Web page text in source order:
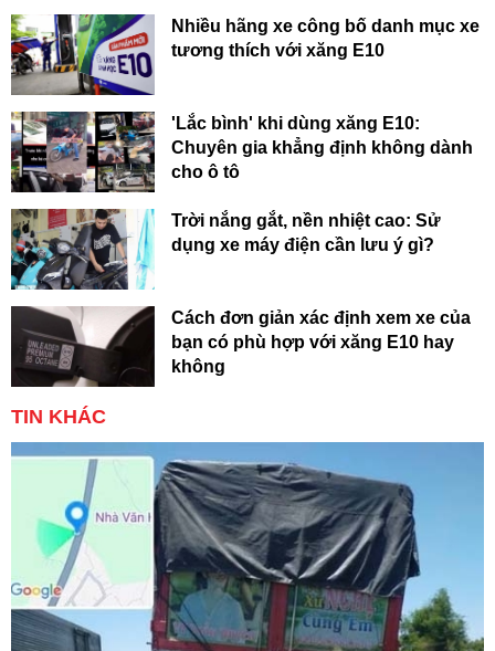
Nhiều hãng xe công bố danh mục xe
tương thích với xăng E10
'Lắc bình' khi dùng xăng E10:
Chuyên gia khẳng định không dành
cho ô tô
Trời nắng gắt, nền nhiệt cao: Sử
dụng xe máy điện cần lưu ý gì?
Cách đơn giản xác định xem xe của
bạn có phù hợp với xăng E10 hay
không
TIN KHÁC